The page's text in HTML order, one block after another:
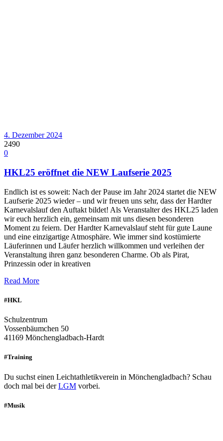
4. Dezember 2024
2490
0
HKL25 eröffnet die NEW Laufserie 2025
Endlich ist es soweit: Nach der Pause im Jahr 2024 startet die NEW
Laufserie 2025 wieder – und wir freuen uns sehr, dass der Hardter
Karnevalslauf den Auftakt bildet! Als Veranstalter des HKL25 laden
wir euch herzlich ein, gemeinsam mit uns diesen besonderen
Moment zu feiern. Der Hardter Karnevalslauf steht für gute Laune
und eine einzigartige Atmosphäre. Wie immer sind kostümierte
Läuferinnen und Läufer herzlich willkommen und verleihen der
Veranstaltung ihren ganz besonderen Charme. Ob als Pirat,
Prinzessin oder in kreativen
Read More
#HKL
Schulzentrum
Vossenbäumchen 50
41169 Mönchengladbach-Hardt
#Training
Du suchst einen Leichtathletikverein in Mönchengladbach? Schau
doch mal bei derLGM vorbei.
#Musik